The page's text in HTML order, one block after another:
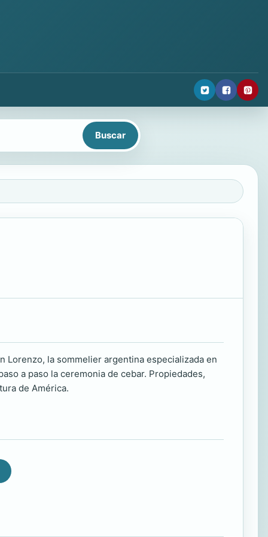
Lorenzo, la sommelier argentina especializada en
a paso la ceremonia de cebar. Propiedades,
de América.